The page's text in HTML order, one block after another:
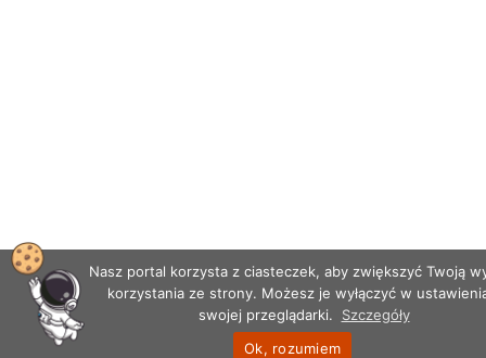
Nasz portal korzysta z ciasteczek, aby zwiększyć Twoją
korzystania ze strony. Możesz je wyłączyć w
swojej przeglądarki.
Szczegóły
Ok, rozumiem